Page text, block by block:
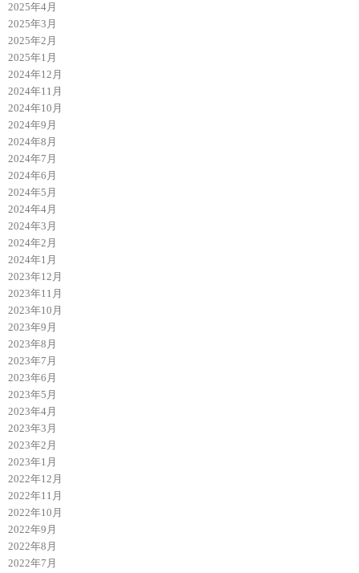
2025年4月
2025年3月
2025年2月
2025年1月
2024年12月
2024年11月
2024年10月
2024年9月
2024年8月
2024年7月
2024年6月
2024年5月
2024年4月
2024年3月
2024年2月
2024年1月
2023年12月
2023年11月
2023年10月
2023年9月
2023年8月
2023年7月
2023年6月
2023年5月
2023年4月
2023年3月
2023年2月
2023年1月
2022年12月
2022年11月
2022年10月
2022年9月
2022年8月
2022年7月